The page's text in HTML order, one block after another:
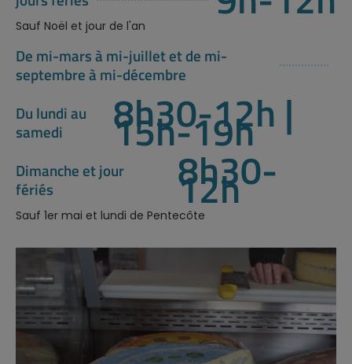
Sauf Noël et jour de l'an
De mi-mars à mi-juillet et de mi-
septembre à mi-décembre
Du lundi au
samedi
8h30-12h |
15h-19h
Dimanche et jour
fériés
8h30-
12h
Sauf 1er mai et lundi de Pentecôte